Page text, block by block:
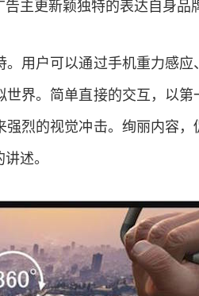
主更新颖独特的表达自身品
用户可以通过手机重力感
界。简单直接的交互，以
烈的视觉冲击。绚丽内容
述。